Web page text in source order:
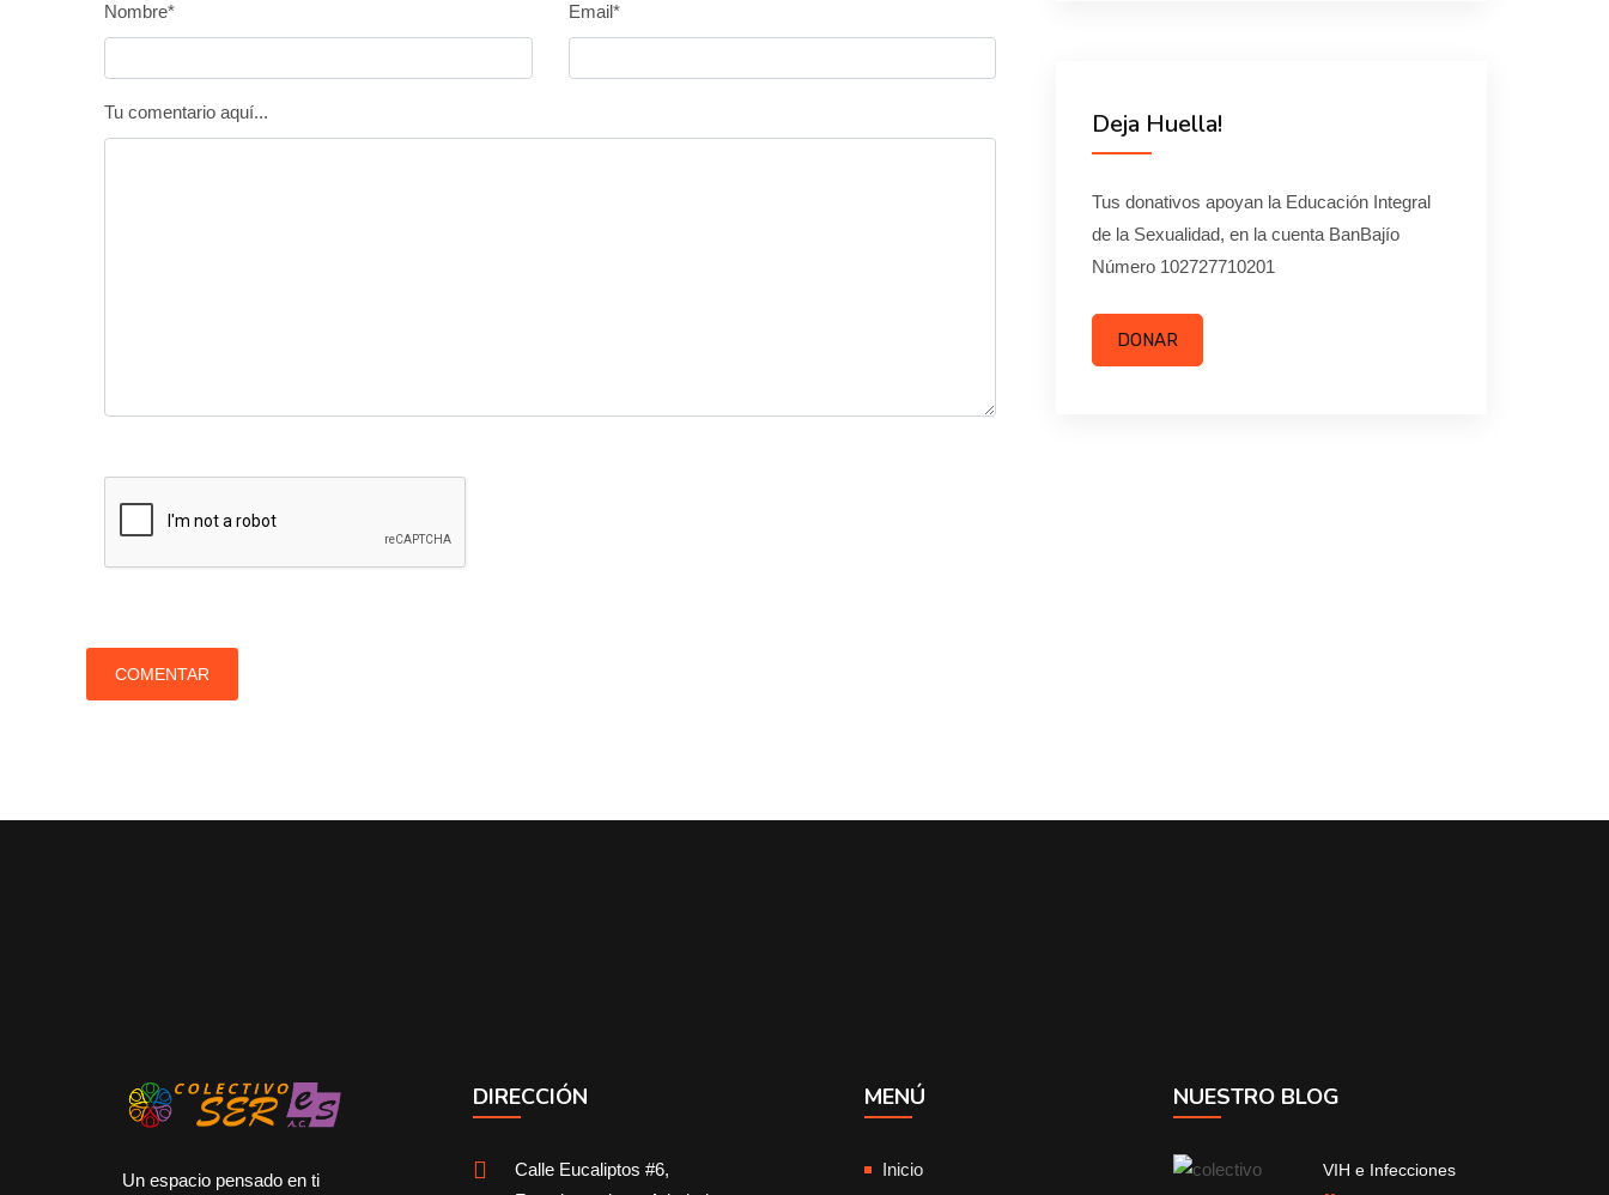
Deja Huella!
Tus donativos apoyan la Educación Integral
de la Sexualidad, en la cuenta BanBajío
Número 102727710201
DONAR
Nombre* Email*
Tu comentario aquí...
Un espacio pensado en ti
DIRECCIÓN
Calle Eucaliptos #6,
MENÚ
Inicio
NUESTRO BLOG
VIH e Infecciones